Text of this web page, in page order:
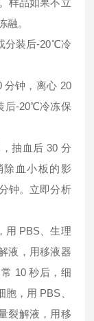
样品如果不立
融。
分装后-20℃冷
分钟，离心 20
后-20℃冷冻保
抽血后 30 分
除血小板的影
钟。立即分析
用 PBS、生理
液，用移液器
10 秒后，细
，用 PBS、
裂解液，用移